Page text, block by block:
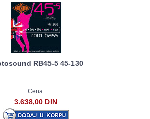
RB45-5 45-130
Cena:
3.638,00 DIN